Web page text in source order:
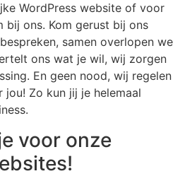
WordPress website of voor
bij ons. Kom gerust bij ons
samen overlopen we
ons wat je wil, wij zorgen
En geen nood, wij regelen
Zo kun jij je helemaal
voor onze